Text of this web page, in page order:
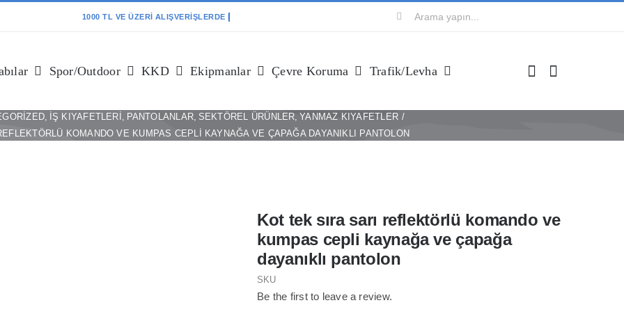
Ara:
Spor/outdoor KKD Ekipmanlar Çevre Koruma Trafik/levha
İŞ KIYAFETLERI PANTOLANLAR SEKTÖREL ÜRÜNLER YANMAZ KIYAFETLER
KOMANDO VE KUMPAS CEPLI KAYNAĞA VE ÇAPAĞA DAYANIKLI PANTOLON
Kot tek sıra sarı reflektörlü komando ve
kumpas cepli kaynağa ve çapağa
dayanıklı pantolon
SKU
Be the first to leave a review.